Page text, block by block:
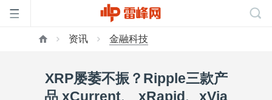
资讯 金融科技
XRP屡萎不振？Ripple三款产
品 xCurrent、 xRapid、xVia